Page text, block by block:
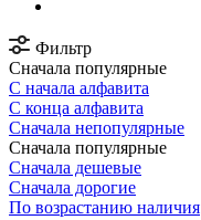
Фильтр
Сначала популярные
С начала алфавита
С конца алфавита
Сначала непопулярные
Сначала популярные
Сначала дешевые
Сначала дорогие
По возрастанию наличия